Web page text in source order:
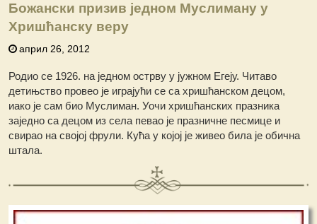
Божански призив једном Муслиману у
Хришћанску веру
април 26, 2012
Родио се 1926. на једном острву у јужном Егеју. Читаво
детињство провео је играјући се са хришћанском децом,
иако је сам био Муслиман. Уочи хришћанских празника
заједно са децом из села певао је празничне песмице и
свирао на својој фрули. Кућа у којој је живео била је обична
штала.